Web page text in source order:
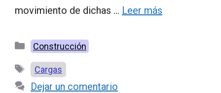
movimiento de dichas … Leer más
Categorías
Construcción
Etiquetas
Cargas
Dejar un comentario